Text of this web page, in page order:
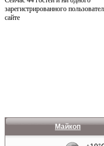
зарегистрированного
сайте
Майкоп